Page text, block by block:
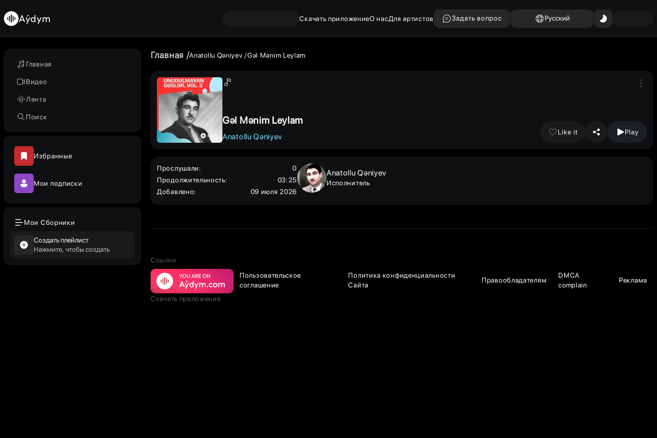
Главная
Видео
Лента
Поиск
Избранные
Мои подписки
Мои Сборники
Создать плейлист
Нажмите, чтобы создать
Aýdym Скачать приложениеО насДля артистов Задать вопрос Русский
Главная Anatollu Qəniyev Gəl Mənim Leylam
Gəl Mənim Leylam
Anatollu Qəniyev
Like it Play
Прослушали:
0
Продолжительность:
03:25
Добавлено: 09 июля 2026
Anatollu Qəniyev
Исполнитель
Ссылки
Пользовательское
соглашение
Политика конфиденциальности
Сайта
Правообладателям
DMCA
complain
Реклама
Скачать приложение